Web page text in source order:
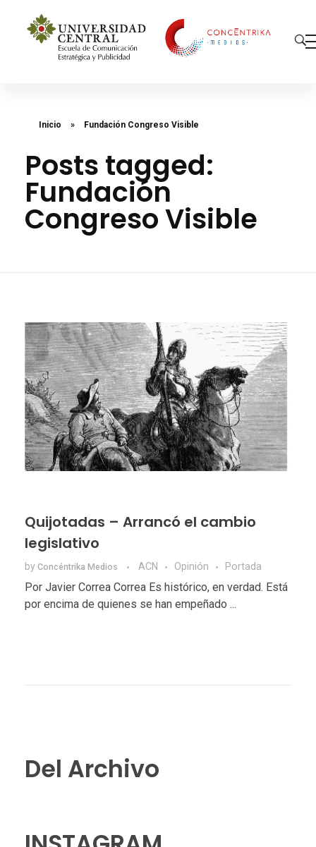
Inicio » Fundación Congreso Visible
Posts tagged:
Fundación
Congreso Visible
Quijotadas – Arrancó el cambio
legislativo
by Concéntrika Medios ACN Opinión Portada
Por Javier Correa Correa Es histórico, en verdad. Está
por encima de quienes se han empeñado ...
Del Archivo